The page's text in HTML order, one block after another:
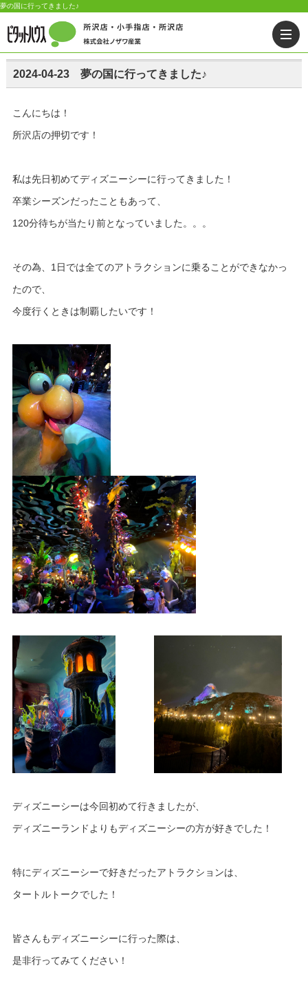
夢の国に行ってきました♪
2024-04-23 夢の国に行ってきました♪
こんにちは！
所沢店の押切です！
私は先日初めてディズニーシーに行ってきました！
卒業シーズンだったこともあって、
120分待ちが当たり前となっていました。。。
その為、1日では全てのアトラクションに乗ることができなかっ
たので、
今度行くときは制覇したいです！
ディズニーシーは今回初めて行きましたが、
ディズニーランドよりもディズニーシーの方が好きでした！
特にディズニーシーで好きだったアトラクションは、
タートルトークでした！
皆さんもディズニーシーに行った際は、
是非行ってみてください！